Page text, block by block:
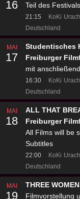
16
Teil des
21:15 KoKi
Deutschland
MAI
17
Studentisches
Freiburger
mit
16:30 KoKi
Deutschland
MAI
18
ALL THAT
Freiburger
All Films will be
Subtitles
22:00 KoKi
Deutschland
MAI
19
THREE WOMEN
Filmvorstellung